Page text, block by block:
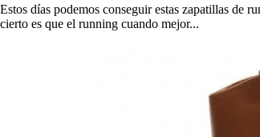
Estos días podemos conseguir estas zapatillas de
cierto es que el running cuando mejor...